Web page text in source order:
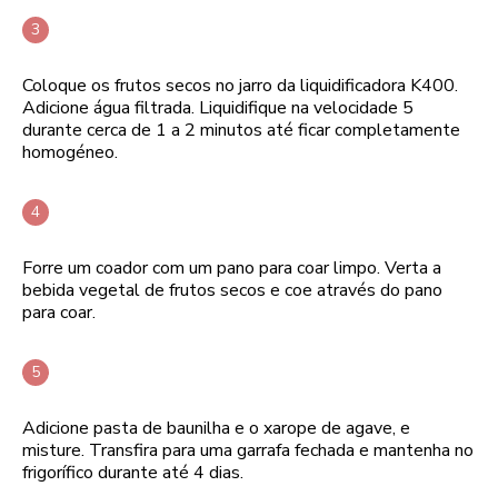
Coloque os frutos secos no jarro da liquidificadora K400.
Adicione água filtrada. Liquidifique na velocidade 5
durante cerca de 1 a 2 minutos até ficar completamente
homogéneo.
Forre um coador com um pano para coar limpo. Verta a
bebida vegetal de frutos secos e coe através do pano
para coar.
Adicione pasta de baunilha e o xarope de agave, e
misture. Transfira para uma garrafa fechada e mantenha no
frigorífico durante até 4 dias.